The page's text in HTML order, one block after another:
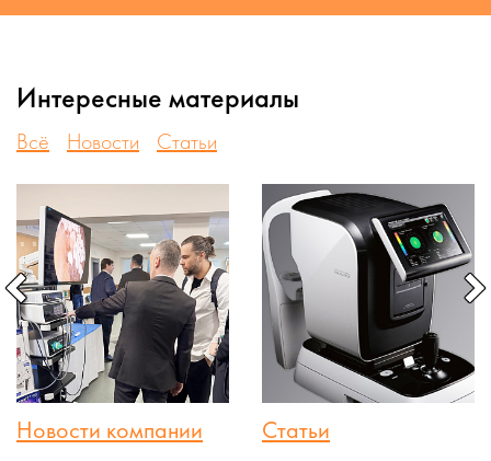
Интересные материалы
Всё Новости Статьи
Новости компании Статьи